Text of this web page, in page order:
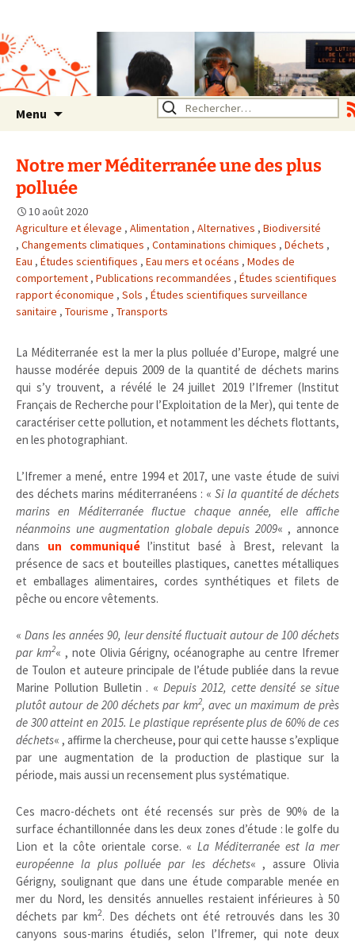
Rhône Alpes
Un environnement sain pour
la santé de tous
Menu Rechercher :
Notre mer Méditerranée une des plus
polluée
10 août 2020
Agriculture et élevage , Alimentation , Alternatives , Biodiversité
, Changements climatiques , Contaminations chimiques , Déchets ,
Eau , Études scientifiques , Eau mers et océans , Modes de
comportement , Publications recommandées , Études scientifiques
rapport économique , Sols , Études scientifiques surveillance
sanitaire , Tourisme , Transports
La Méditerranée est la mer la plus polluée d’Europe, malgré une
hausse modérée depuis 2009 de la quantité de déchets marins
qui s’y trouvent, a révélé le 24 juillet 2019 l’Ifremer (Institut
Français de Recherche pour l’Exploitation de la Mer), qui tente de
caractériser cette pollution, et notamment les déchets flottants,
en les photographiant.
L’Ifremer a mené, entre 1994 et 2017, une vaste étude de suivi
des déchets marins méditerranéens : «Si la quantité de déchets
marins en Méditerranée fluctue chaque année, elle affiche
néanmoins une augmentation globale depuis 2009« , annonce
dans un communiquél’institut basé à Brest, relevant la
présence de sacs et bouteilles plastiques, canettes métalliques
et emballages alimentaires, cordes synthétiques et filets de
pêche ou encore vêtements.
« Dans les années 90, leur densité fluctuait autour de 100 déchets
par km2« , note Olivia Gérigny, océanographe au centre Ifremer
de Toulon et auteure principale de l’étude publiée dans la revue
Marine Pollution Bulletin . « Depuis 2012, cette densité se situe
plutôt autour de 200 déchets par km2, avec un maximum de près
de 300 atteint en 2015. Le plastique représente plus de 60% de ces
déchets« , affirme la chercheuse, pour qui cette hausse s’explique
par une augmentation de la production de plastique sur la
période, mais aussi un recensement plus systématique.
Ces macro-déchets ont été recensés sur près de 90% de la
surface échantillonnée dans les deux zones d’étude : le golfe du
Lion et la côte orientale corse. «La Méditerranée est la mer
européenne la plus polluée par les déchets« , assure Olivia
Gérigny, soulignant que dans une étude comparable menée en
mer du Nord, les densités annuelles restaient inférieures à 50
déchets par km2. Des déchets ont été retrouvés dans les 30
canyons sous-marins étudiés, selon l’Ifremer, qui note deux